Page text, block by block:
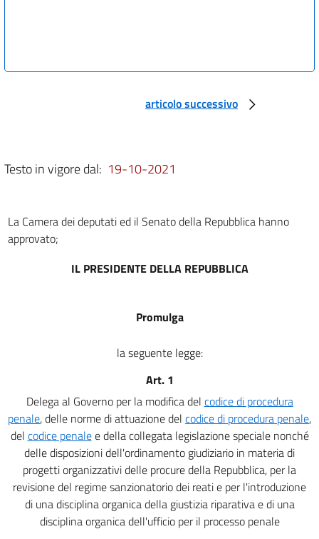
articolo successivo
Testo in vigore dal: 19-10-2021
La Camera dei deputati ed il Senato della Repubblica hanno
approvato;
IL PRESIDENTE DELLA REPUBBLICA
Promulga
la seguente legge:
Art. 1
Delega al Governo per la modifica del codice di procedura
penale, delle norme di attuazione del codice di procedura penale,
del codice penalee della collegata legislazione speciale nonché
delle disposizioni dell'ordinamento giudiziario in materia di
progetti organizzativi delle procure della Repubblica, per la
revisione del regime sanzionatorio dei reati e per l'introduzione
di una disciplina organica della giustizia riparativa e di una
disciplina organica dell'ufficio per il processo penale